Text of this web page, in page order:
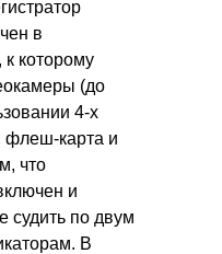
в
к которому
(до
4-х
флеш-карта и
что
и
судить по двум
В